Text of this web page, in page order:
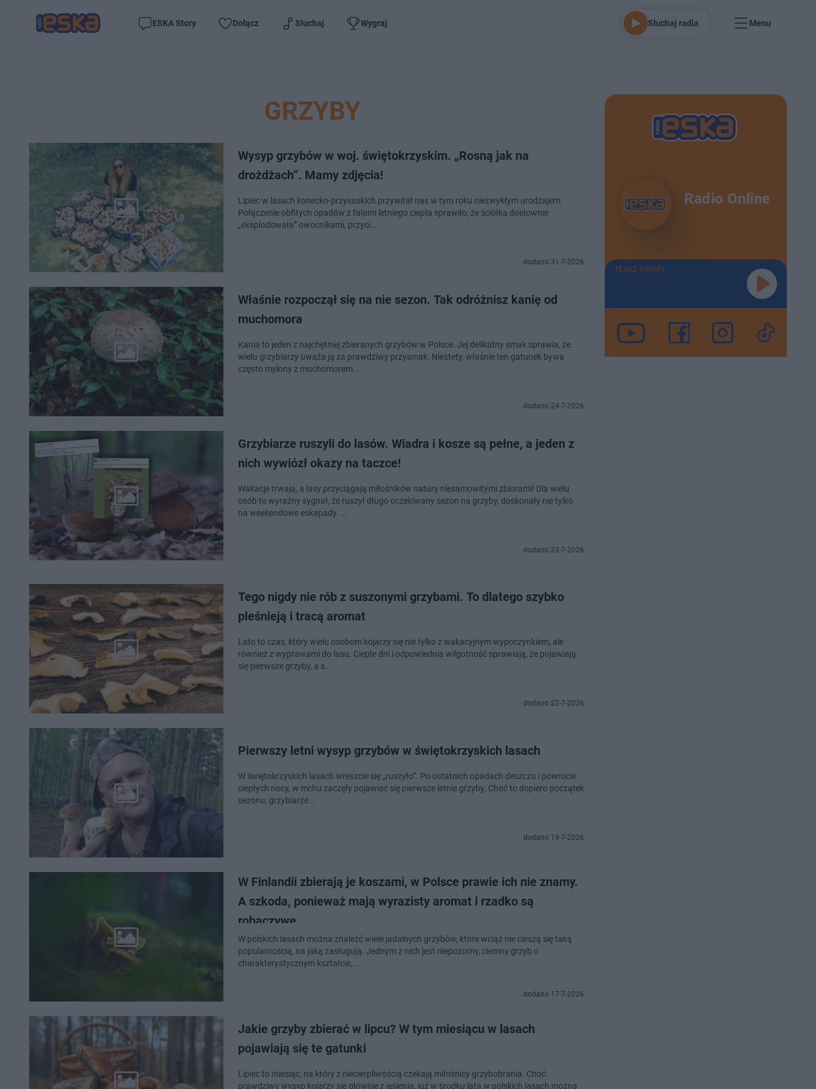
ESKA Story Dołącz Słuchaj Wygraj Słuchaj radia Menu
GRZYBY
Wysyp grzybów w woj. świętokrzyskim. „Rosną jak na
drożdżach”. Mamy zdjęcia!
Lipiec w lasach konecko-przysuskich przywitał nas w tym roku niezwykłym urodzajem.
Połączenie obfitych opadów z falami letniego ciepła sprawiło, że ściółka dosłownie
„eksplodowała” owocnikami, przyci…
dodano 31-7-2026
Właśnie rozpoczął się na nie sezon. Tak odróżnisz kanię od
muchomora
Kania to jeden z najchętniej zbieranych grzybów w Polsce. Jej delikatny smak sprawia, że
wielu grzybiarzy uważa ją za prawdziwy przysmak. Niestety, właśnie ten gatunek bywa
często mylony z muchomorem…
dodano 24-7-2026
Grzybiarze ruszyli do lasów. Wiadra i kosze są pełne, a jeden z
nich wywiózł okazy na taczce!
Wakacje trwają, a lasy przyciągają miłośników natury niesamowitymi zbiorami! Dla wielu
osób to wyraźny sygnał, że ruszył długo oczekiwany sezon na grzyby, doskonały nie tylko
na weekendowe eskapady. …
dodano 23-7-2026
Tego nigdy nie rób z suszonymi grzybami. To dlatego szybko
pleśnieją i tracą aromat
Lato to czas, który wielu osobom kojarzy się nie tylko z wakacyjnym wypoczynkiem, ale
również z wyprawami do lasu. Ciepłe dni i odpowiednia wilgotność sprawiają, że pojawiają
się pierwsze grzyby, a s…
dodano 22-7-2026
Pierwszy letni wysyp grzybów w świętokrzyskich lasach
W świętokrzyskich lasach wreszcie się „ruszyło”. Po ostatnich opadach deszczu i powrocie
ciepłych nocy, w mchu zaczęły pojawiać się pierwsze letnie grzyby. Choć to dopiero początek
sezonu, grzybiarze…
dodano 19-7-2026
W Finlandii zbierają je koszami, w Polsce prawie ich nie znamy.
A szkoda, ponieważ mają wyrazisty aromat i rzadko są
robaczywe
W polskich lasach można znaleźć wiele jadalnych grzybów, które wciąż nie cieszą się taką
popularnością, na jaką zasługują. Jednym z nich jest niepozorny, ciemny grzyb o
charakterystycznym kształcie, …
dodano 17-7-2026
Jakie grzyby zbierać w lipcu? W tym miesiącu w lasach
pojawiają się te gatunki
Lipiec to miesiąc, na który z niecierpliwością czekają miłośnicy grzybobrania. Choć
prawdziwy wysyp kojarzy się głównie z jesienią, już w środku lata w polskich lasach można
Radio Online
TERAZ GRAMY